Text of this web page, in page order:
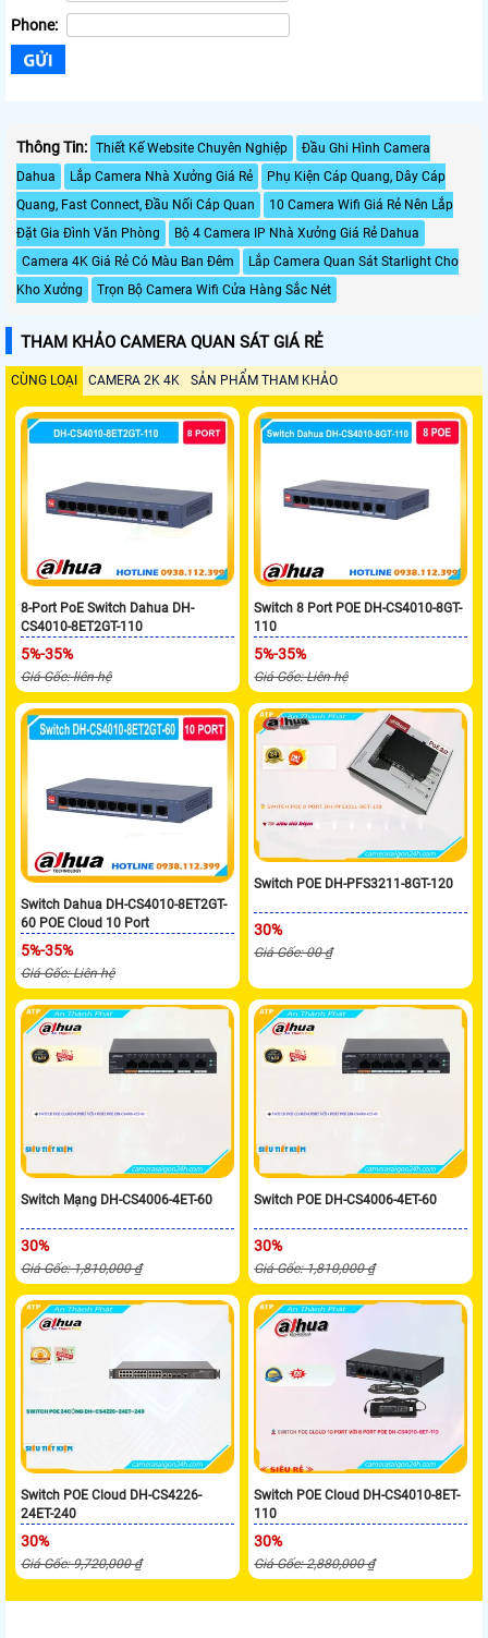
Phone:
Thông Tin: Thiết Kế Website Chuyên Nghiệp
Đầu Ghi Hình Camera
Dahua
Lắp Camera Nhà Xưởng Giá Rẻ
Phụ Kiện Cáp Quang, Dây Cáp
Quang, Fast Connect, Đầu Nối Cáp Quan
10 Camera Wifi Giá Rẻ Nên Lắp
Đặt Gia Đình Văn Phòng
Bộ 4 Camera IP Nhà Xưởng Giá Rẻ Dahua
Camera 4K Giá Rẻ Có Màu Ban Đêm
Lắp Camera Quan Sát Starlight Cho
Kho Xưởng
Trọn Bộ Camera Wifi Cửa Hàng Sắc Nét
THAM KHẢO CAMERA QUAN SÁT GIÁ RẺ
CÙNG LOẠI CAMERA 2K 4K SẢN PHẨM THAM KHẢO
8-Port PoE Switch Dahua DH-
CS4010-8ET2GT-110
5%-35%
Giá Gốc: liên hệ
Switch 8 Port POE DH-CS4010-8GT-
110
5%-35%
Giá Gốc: Liên hệ
Switch Dahua DH-CS4010-8ET2GT-
60 POE Cloud 10 Port
5%-35%
Giá Gốc: Liên hệ
Switch POE DH-PFS3211-8GT-120
30%
Giá Gốc: 00 ₫
Switch Mạng DH-CS4006-4ET-60
30%
Giá Gốc: 1,810,000 ₫
Switch POE DH-CS4006-4ET-60
30%
Giá Gốc: 1,810,000 ₫
Switch POE Cloud DH-CS4226-
24ET-240
30%
Giá Gốc: 9,720,000 ₫
Switch POE Cloud DH-CS4010-8ET-
110
30%
Giá Gốc: 2,880,000 ₫